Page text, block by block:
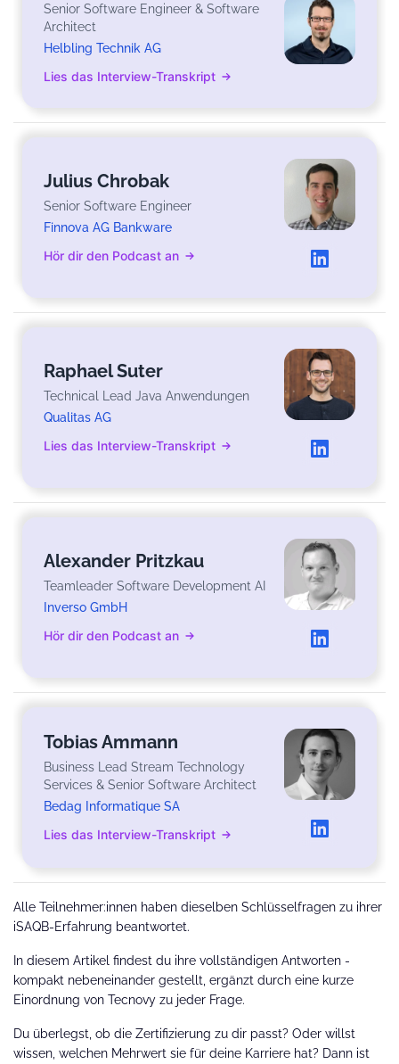
Senior Software Engineer & Software
Architect
Helbling Technik AG
Lies das Interview-Transkript
Julius Chrobak
Senior Software Engineer
Finnova AG Bankware
Hör dir den Podcast an
Raphael Suter
Technical Lead Java Anwendungen
Qualitas AG
Lies das Interview-Transkript
Alexander Pritzkau
Teamleader Software Development AI
Inverso GmbH
Hör dir den Podcast an
Tobias Ammann
Business Lead Stream Technology
Services & Senior Software Architect
Bedag Informatique SA
Lies das Interview-Transkript
Alle Teilnehmer:innen haben dieselben Schlüsselfragen zu ihrer
iSAQB-Erfahrung beantwortet.
In diesem Artikel findest du ihre vollständigen Antworten -
kompakt nebeneinander gestellt, ergänzt durch eine kurze
Einordnung von Tecnovy zu jeder Frage.
Du überlegst, ob die Zertifizierung zu dir passt? Oder willst
wissen, welchen Mehrwert sie für deine Karriere hat? Dann ist